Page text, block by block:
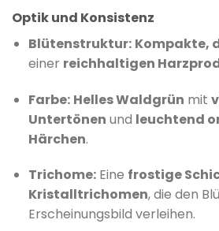
Optik und Konsistenz
Blütenstruktur: Kompakte,
einer reichhaltigen
Farbe: Helles Waldgrün mit
Untertönen und leuchtend
Härchen.
Trichome: Eine frostige
Kristalltrichomen, die den
Erscheinungsbild verleihen.